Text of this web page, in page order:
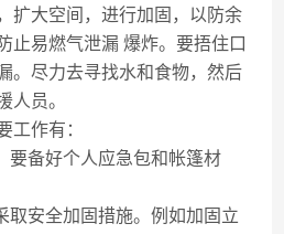
扩大空间，进行加固，以防余
止易燃气泄漏 爆炸。要捂住口
。尽力去寻找水和食物，然后
人员。
工作有：
要备好个人应急包和帐篷材
取安全加固措施。例如加固立